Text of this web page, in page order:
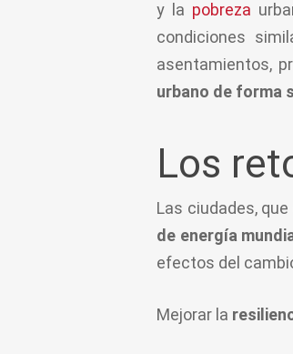
y la pobreza
condiciones
asentamientos,
urbano de forma
Los
Las ciudades,
de energía
efectos del
Mejorar la